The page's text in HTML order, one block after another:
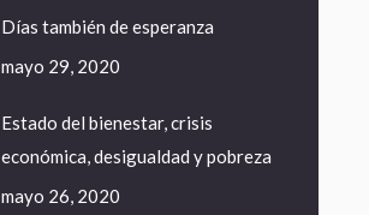
Días también de esperanza
mayo 29, 2020
Estado del bienestar, crisis
económica, desigualdad y pobreza
mayo 26, 2020